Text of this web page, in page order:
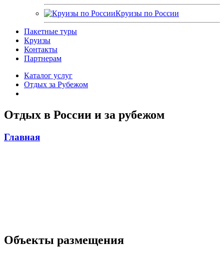
Круизы по России
Пакетные туры
Круизы
Контакты
Партнерам
Каталог услуг
Отдых за Рубежом
Отдых в России и за рубежом
Главная
Объекты размещения